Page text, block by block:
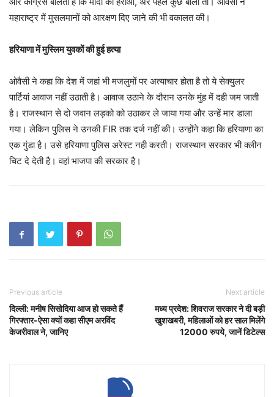
महाराष्ट्र में मुसलमानों को आरक्षण दिए जाने की भी वकालत की।
हरियाणा में मुस्लिम युवकों की हुई हत्या
ओवैसी ने कहा कि देश में जहां भी मजलुमों पर अत्याचार होता है तो ये सेक्युलर
पार्टियां आवाज नहीं उठाती है। आवाज उठाने के दौरान उनके मुंह में दही जम जाती
है। राजस्थान से दो जवान लड़को को उठाकर ले जाया गया और उन्हें मार डाला
गया। लेकिन पुलिस ने उनकी FIR तक दर्ज नहीं की। उन्होंने कहा कि हरियाणा का
एक गुंडा है। उसे हरियाणा पुलिस अरेस्ट नही करती। राजस्थान सरकार भी क्लीन
चिट दे देती है। वहां भाजपा की सरकार है।
Previous article
दिल्ली: मनीष सिसोदिया आज हो सकते हैं
गिरफ्तार-ऐसा क्यों कहा सीएम अरविंद
केजरीवाल ने, जानिए
Next article
मध्य प्रदेश: शिवराज सरकार ने दी बड़ी
खुशखबरी, महिलाओं को हर साल मिलेंगे
12000 रुपये, जानें डिटेल्स